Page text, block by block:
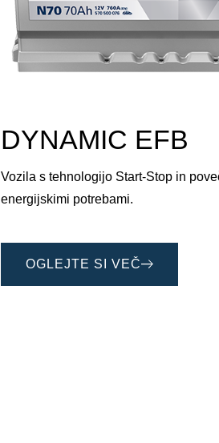
DYNAMIC EFB
Vozila s tehnologijo Start-Stop in
energijskimi potrebami. ​
OGLEJTE SI VEČ